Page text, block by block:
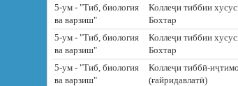
5-ум - "Тиб, биология
ва варзиш"
Коллеҷи тиббии
Бохтар
5-ум - "Тиб, биология
ва варзиш"
Коллеҷи тиббии
Бохтар
5-ум - "Тиб, биология
ва варзиш"
Коллеҷи тиббӣ-
(ғайридавлатӣ)